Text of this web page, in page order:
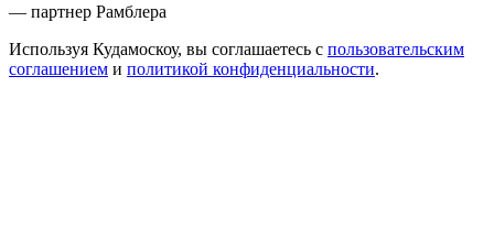
— партнер Рамблера
Используя Кудамоскоу, вы соглашаетесь с пользовательским
соглашением и политикой конфиденциальности.